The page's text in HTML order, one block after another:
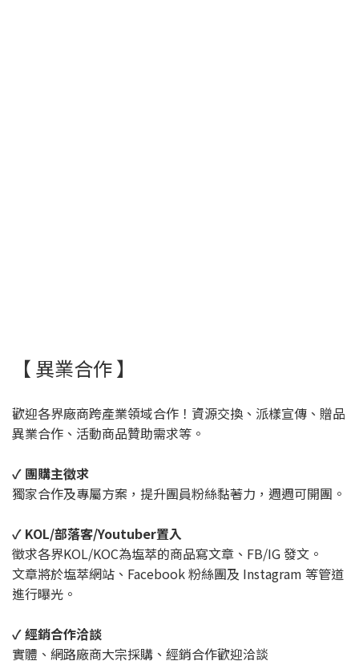
【 異業合作 】
歡迎各界廠商跨產業領域合作！資源交換、派樣宣傳、贈品
異業合作、活動商品贊助需求等。
✓ 團購主徵求
獨家合作及專屬方案，提升團員粉絲黏著力，週週可開團。
✓ KOL/部落客/Youtuber置入
徵求各界KOL/KOC為塩萃的商品寫文章、FB/IG 發文。
文章將於塩萃網站、Facebook 粉絲團及 Instagram 等管道
進行曝光。
✓ 經銷合作洽談
實體、網路廠商大宗採購、經銷合作歡迎洽談